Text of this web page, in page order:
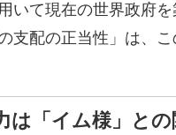
いて現在の世界政府
支配の正当性」は、
は「イム様」と